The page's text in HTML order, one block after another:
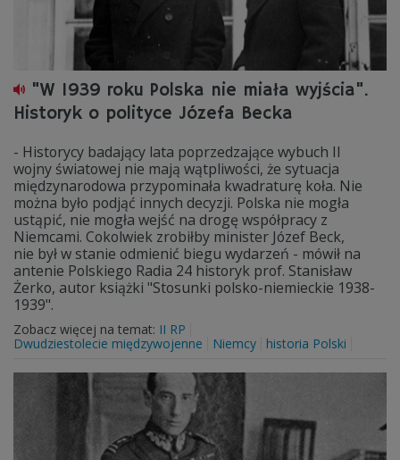
"W 1939 roku Polska nie miała wyjścia".
Historyk o polityce Józefa Becka
- Historycy badający lata poprzedzające wybuch II
wojny światowej nie mają wątpliwości, że sytuacja
międzynarodowa przypominała kwadraturę koła. Nie
można było podjąć innych decyzji. Polska nie mogła
ustąpić, nie mogła wejść na drogę współpracy z
Niemcami. Cokolwiek zrobiłby minister Józef Beck,
nie był w stanie odmienić biegu wydarzeń - mówił na
antenie Polskiego Radia 24 historyk prof. Stanisław
Żerko, autor książki "Stosunki polsko-niemieckie 1938-
1939".
Zobacz więcej na temat: II RP
Dwudziestolecie międzywojenne
Niemcy historia Polski